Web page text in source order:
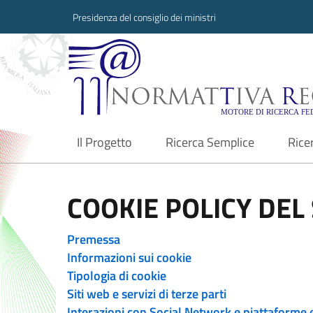
Presidenza del consiglio dei ministri
Normattiva
Il Progetto
current Ricerca Semplice
COOKIE POLICY
Premessa
Informazioni sui cookie
Tipologia di cookie
Siti web e servizi di terze parti